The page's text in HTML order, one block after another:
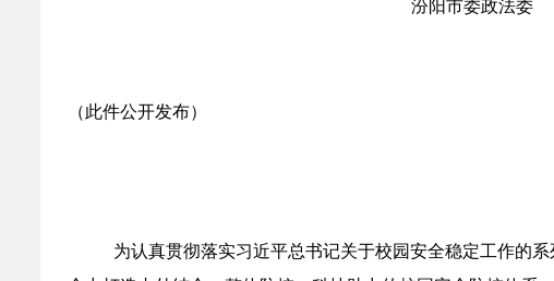
汾阳市委政法委
（此件公开发布）
为认真贯彻落实习近平总书记关于校园安全稳定工作的